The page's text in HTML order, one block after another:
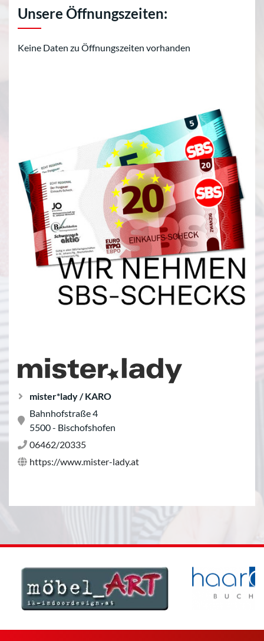
Unsere Öffnungszeiten:
Keine Daten zu Öffnungszeiten vorhanden
mister*lady / KARO
Bahnhofstraße 4
5500 - Bischofshofen
06462/20335
https://www.mister-lady.at